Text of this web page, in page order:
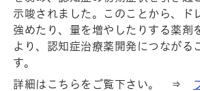
示唆されました。このことから、ド
強めたり、量を増やしたりする薬剤
より、認知症治療薬開発につながる
す。
詳細はこちらをご覧下さい。 ⇒